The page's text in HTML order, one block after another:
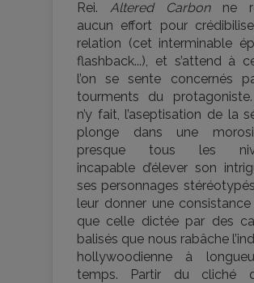
Rei. Altered Carbonne
aucun effort pour
relation (cet interminable
flashback...), et s’attend à
l’on se sente concernés
tourments du
n’y fait, l’aseptisation de la
plonge dans une
presque tous les
incapable d’élever son
ses personnages
leur donner une
que celle dictée par des
balisés que nous rabâche
hollywoodienne à
temps. Partir du cliché